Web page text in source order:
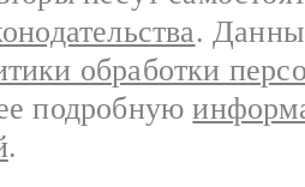
.
обработки
подробную
.